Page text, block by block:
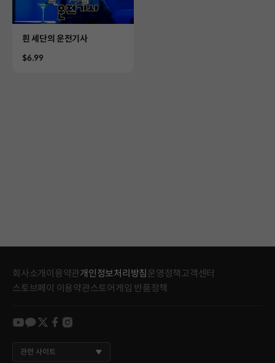
Product
흰 세단의 운전기사
Price
$6.99
회사소개 이용약관개인정보처리방침 운영정책고객센터
스토브페이 이용약관스토어게임 반품정책
youtube
kakao
twitter
facebook
instagram
관련 사이트